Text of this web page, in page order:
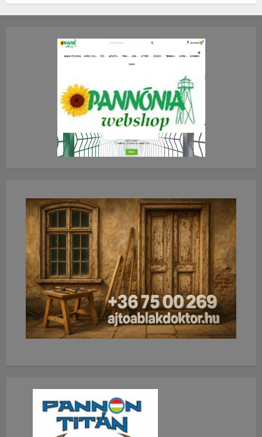
2026.JÚLIUS.23. CSÜTÖRTÖK.
0